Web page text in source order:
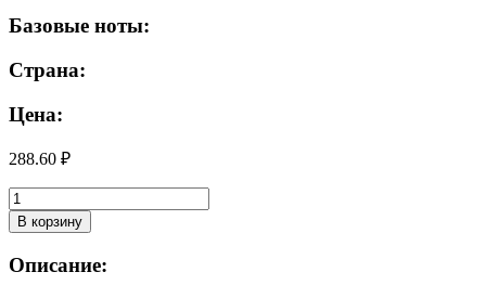
Базовые ноты:
Страна:
Цена:
288.60 ₽
Количество
товара
Кафе
Красоты
le
В корзину
Описание: